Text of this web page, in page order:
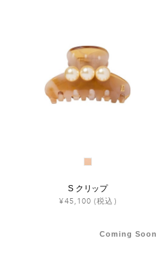
S クリップ
¥45,100 (税込)
Coming Soon